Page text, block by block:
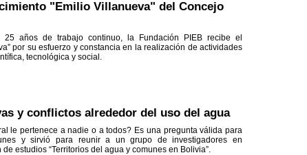
"Emilio Villanueva" del Concejo
años de trabajo continuo, la Fundación PIEB recibe el
por su esfuerzo y constancia en la realización de actividades
tecnológica y social.
y conflictos alrededor del uso del agua
le pertenece a nadie o a todos? Es una pregunta válida para
y sirvió para reunir a un grupo de investigadores en
estudios “Territorios del agua y comunes en Bolivia”.